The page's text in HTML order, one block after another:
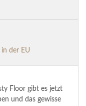
der EU
Floor gibt es jetzt
und das gewisse